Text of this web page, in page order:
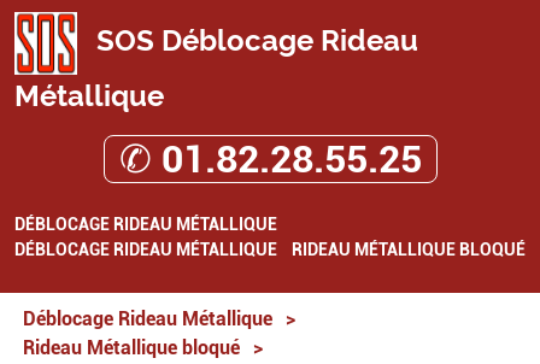
SOS Déblocage Rideau
Métallique
✆ 01.82.28.55.25
DÉBLOCAGE RIDEAU MÉTALLIQUE
DÉBLOCAGE RIDEAU MÉTALLIQUE
RIDEAU MÉTALLIQUE BLOQUÉ
Déblocage Rideau Métallique
>
Rideau Métallique bloqué
>